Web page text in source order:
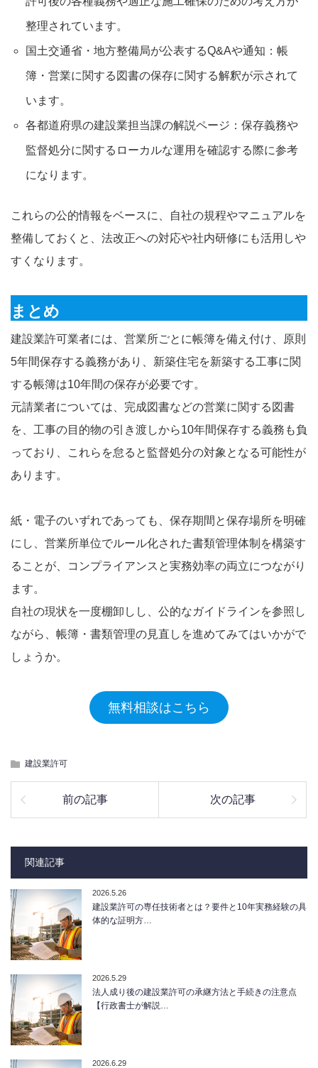
整理されています。
国土交通省・地方整備局が公表するQ&Aや通知：帳
簿・営業に関する図書の保存に関する解釈が示されて
います。
各都道府県の建設業担当課の解説ページ：保存義務や
監督処分に関するローカルな運用を確認する際に参考
になります。
これらの公的情報をベースに、自社の規程やマニュアルを
整備しておくと、法改正への対応や社内研修にも活用しや
すくなります。
まとめ
建設業許可業者には、営業所ごとに帳簿を備え付け、原則
5年間保存する義務があり、新築住宅を新築する工事に関
する帳簿は10年間の保存が必要です。
元請業者については、完成図書などの営業に関する図書
を、工事の目的物の引き渡しから10年間保存する義務も負
っており、これらを怠ると監督処分の対象となる可能性が
あります。
紙・電子のいずれであっても、保存期間と保存場所を明確
にし、営業所単位でルール化された書類管理体制を構築す
ることが、コンプライアンスと実務効率の両立につながり
ます。
自社の現状を一度棚卸しし、公的なガイドラインを参照し
ながら、帳簿・書類管理の見直しを進めてみてはいかがで
しょうか。
無料相談はこちら
建設業許可
前の記事 次の記事
関連記事
2026.5.26
建設業許可の専任技術者とは？要件と10年実務経験の具
体的な証明方…
2026.5.29
法人成り後の建設業許可の承継方法と手続きの注意点
【行政書士が解説…
2026.6.29